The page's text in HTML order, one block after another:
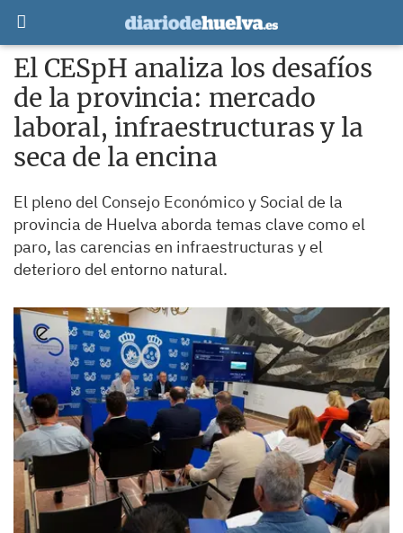
El CESpH analiza los desafíos
de la provincia: mercado
laboral, infraestructuras y la
seca de la encina
El pleno del Consejo Económico y Social de la
provincia de Huelva aborda temas clave como el
paro, las carencias en infraestructuras y el
deterioro del entorno natural.